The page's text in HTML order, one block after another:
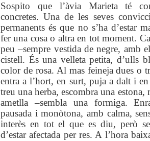
Sospito que l’àvia Marieta té
concretes. Una de les seves
permanents és que no s’ha d’estar
fer una cosa o altra en tot moment.
peu –sempre vestida de negre, amb
cistell. És una velleta petita, d’ulls
color de rosa. Al mas feineja dues o
entra a l’hort, en surt, puja a dalt i
treu una herba, escombra una
ametlla –sembla una formiga.
pausada i monòtona, amb calma,
interès en tot el que es diu, però
d’estar afectada per res. A l’hora